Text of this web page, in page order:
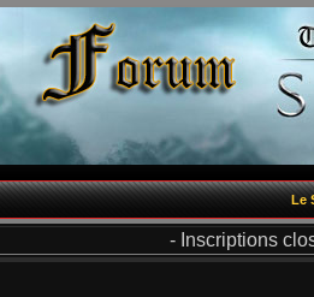
Le
- Inscriptions